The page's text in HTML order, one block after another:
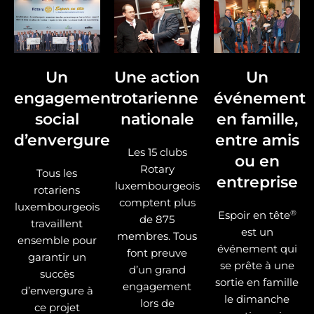
Un
engagement
social
d’envergure
Tous les
rotariens
luxembourgeois
travaillent
ensemble pour
garantir un
succès
d’envergure à
ce projet
Une action
rotarienne
nationale
Les 15 clubs
Rotary
luxembourgeois
comptent plus
de 875
membres. Tous
font preuve
d’un grand
engagement
lors de
Un
événement
en famille,
entre amis
ou en
entreprise
Espoir en tête®
est un
événement qui
se prête à une
sortie en famille
le dimanche